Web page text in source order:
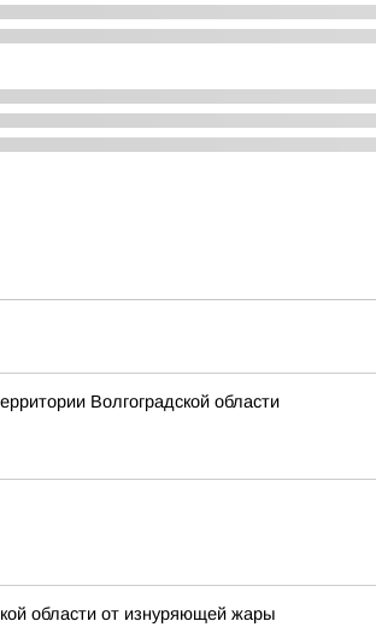
Волгоградской области
области от изнуряющей жары